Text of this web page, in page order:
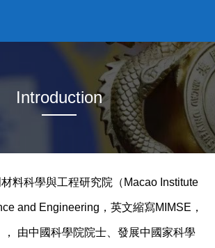
Introduction
料科學與工程研究院（Macao Institute
and Engineering，英文縮寫MIMSE，
由中國科學院院士、發展中國家科學